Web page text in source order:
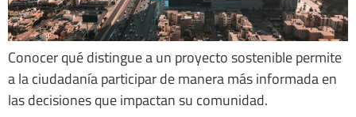
Conocer qué distingue a un proyecto sostenible permite
a la ciudadanía participar de manera más informada en
las decisiones que impactan su comunidad.